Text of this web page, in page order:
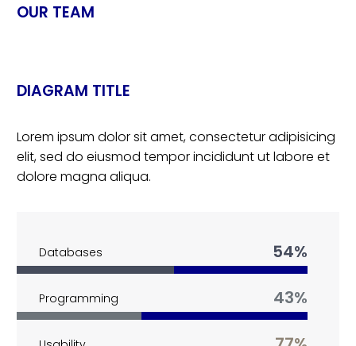
OUR TEAM
DIAGRAM TITLE
Lorem ipsum dolor sit amet, consectetur adipisicing
elit, sed do eiusmod tempor incididunt ut labore et
dolore magna aliqua.
Databases 54%
Programming 43%